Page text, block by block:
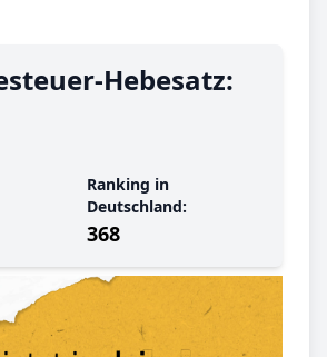
Hebe­satz:
Ranking in
Deutschland:
368